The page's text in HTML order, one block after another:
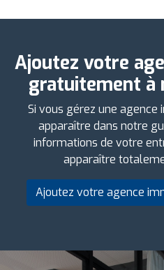
Ajoutez votre
gratuitement à
Si vous gérez une
apparaître dans notre
informations de votre
apparaître
Ajoutez votre agence